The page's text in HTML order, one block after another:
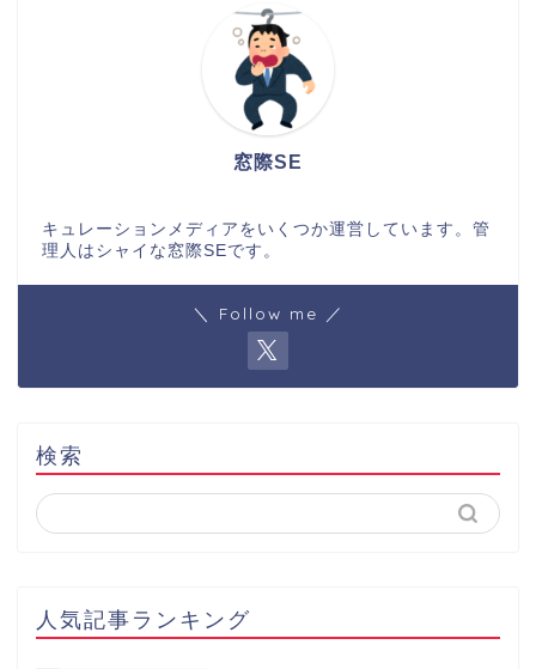
窓際SE
キュレーションメディアをいくつか運営しています。管
理人はシャイな窓際SEです。
＼ Follow me ／
検索
人気記事ランキング